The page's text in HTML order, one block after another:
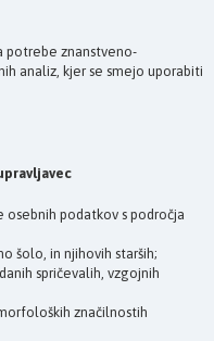
potrebe znanstveno-
analiz, kjer se smejo uporabiti
osebnih podatkov s področja
šolo, in njihovih starših;
spričevalih, vzgojnih
značilnostih